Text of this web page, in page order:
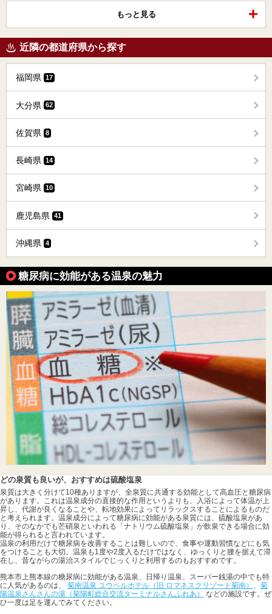
もっと見る
近隣の都道府県から探す
福岡県 17
大分県 62
佐賀県 8
長崎県 14
宮崎県 10
鹿児島県 41
沖縄県 4
糖尿病に効能がある温泉の魅力
どの泉質も良いが、おすすめは硫酸塩泉
泉質は大きく分けて10種ありますが、全泉質に共通する効能として高血圧と糖尿病
があります。これは温泉成分の直接的な作用というよりも、入浴によって体温が上
昇し、代謝が良くなることや、転地効果によってリラックスすることによるものだ
と考えられます。温泉成分によって糖尿病に効能がある泉質には、硫酸塩泉があ
り、そのなかでも芒硝泉といわれる「ナトリウム硫酸塩泉」が飲泉できる場合に効
能が得られると言われています。
温泉の利用だけで糖尿病を改善することは難しいので、食事や運動習慣などにも気
をつけることも大切。温泉も1度や2度入るだけではなく、ゆっくりと腰を据えて滞
在し、昔ながらの湯治スタイルでじっくりと利用するのもおすすめです。
熊本市上熊本線の糖尿病に効能がある温泉、日帰り温泉、スーパー銭湯の中でも特
に人気があるのは、 菊南温泉 ユウベルホテル（旧 ロマネスクリゾート菊南）
菊
陽温泉さんさんの湯（菊陽町総合交流ターミナルさんふれあ）
などの施設です。ぜ
ひ一度は足を運んでみてください。